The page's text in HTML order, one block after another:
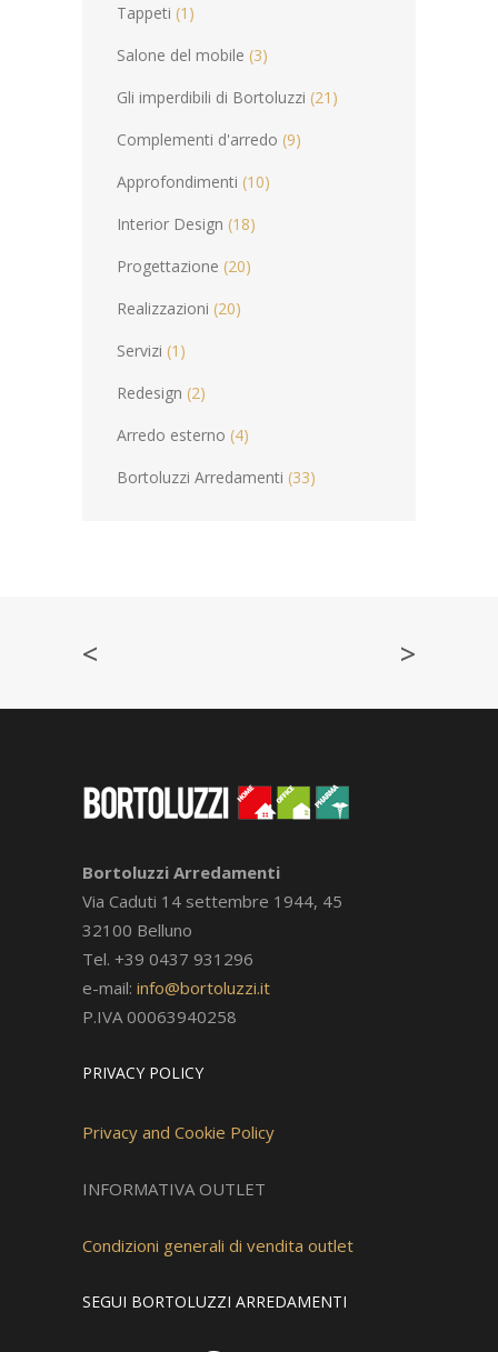
Tappeti (1)
Salone del mobile (3)
Gli imperdibili di Bortoluzzi (21)
Complementi d'arredo (9)
Approfondimenti (10)
Interior Design (18)
Progettazione (20)
Realizzazioni (20)
Servizi (1)
Redesign (2)
Arredo esterno (4)
Bortoluzzi Arredamenti (33)
< >
Bortoluzzi Arredamenti
Via Caduti 14 settembre 1944, 45
32100 Belluno
Tel. +39 0437 931296
e-mail: info@bortoluzzi.it
P.IVA 00063940258
PRIVACY POLICY
Privacy and Cookie Policy
INFORMATIVA OUTLET
Condizioni generali di vendita outlet
SEGUI BORTOLUZZI ARREDAMENTI